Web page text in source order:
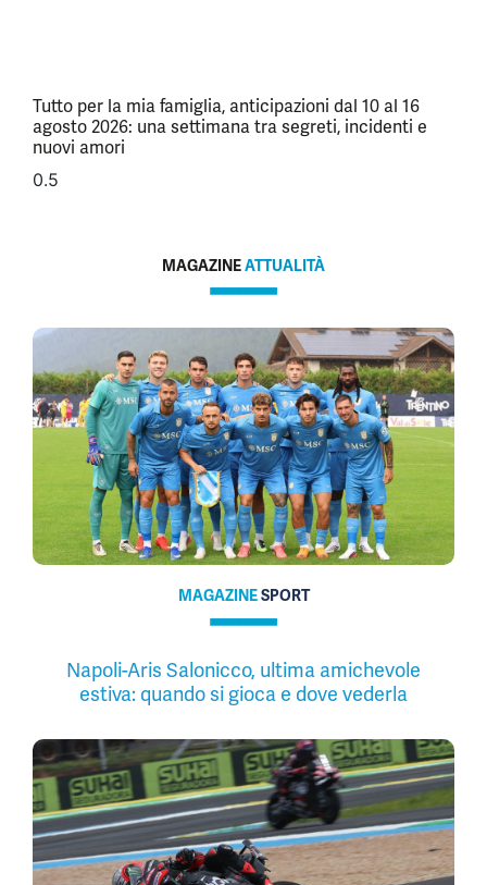
Tutto per la mia famiglia, anticipazioni dal 10 al 16
agosto 2026: una settimana tra segreti, incidenti e
nuovi amori
MAGAZINEATTUALITÀ
MAGAZINESPORT
Napoli-Aris Salonicco, ultima amichevole
estiva: quando si gioca e dove vederla